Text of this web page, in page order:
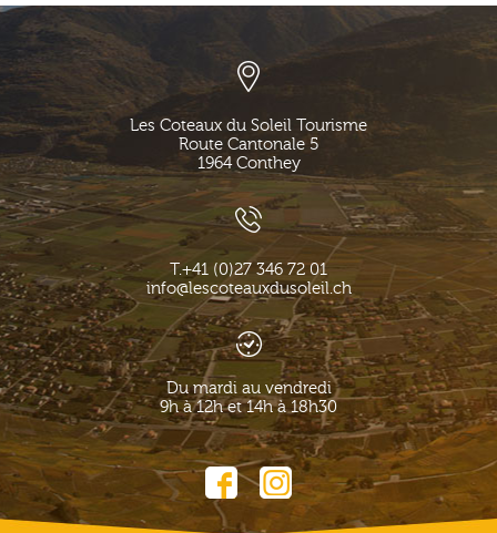
Les Coteaux du Soleil Tourisme
Route Cantonale 5
1964 Conthey
T.+41 (0)27 346 72 01
info@lescoteauxdusoleil.ch
Du mardi au vendredi
9h à 12h et 14h à 18h30